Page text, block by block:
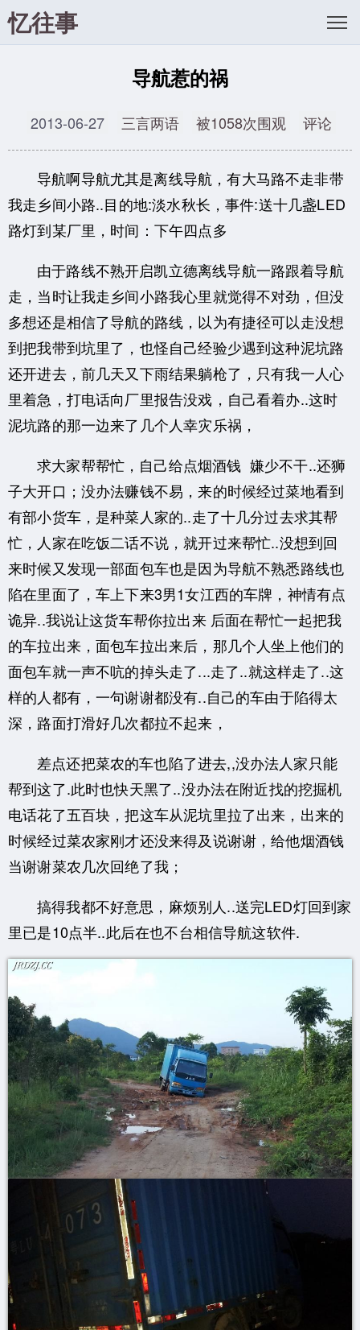
忆往事
导航惹的祸
2013-06-27 三言两语 被1058次围观 评论
导航啊导航尤其是离线导航，有大马路不走非带
我走乡间小路..目的地:淡水秋长，事件:送十几盏LED
路灯到某厂里，时间：下午四点多
由于路线不熟开启凯立德离线导航一路跟着导航
走，当时让我走乡间小路我心里就觉得不对劲， 但没
多想还是相信了导航的路线，以为有捷径可以走没想
到把我带到坑里了， 也怪自己经验少遇到这种泥坑路
还开进去，前几天又下雨结果躺枪了，只有我一人心
里着急， 打电话向厂里报告没戏，自己看着办..这时
泥坑路的那一边来了几个人幸灾乐祸，
求大家帮帮忙，自己给点烟酒钱 嫌少不干..还狮
子大开口；没办法赚钱不易，来的时候经过菜地看到
有部小货车，是种菜人家的..走了十几分过去求其帮
忙，人家在吃饭二话不说， 就开过来帮忙..没想到回
来时候又发现一部面包车也是因为导航不熟悉路线也
陷在里面了，车上下来3男1女江西的车牌，神情有点
诡异..我说让这货车帮你拉出来 后面在帮忙一起把我
的车拉出来，面包车拉出来后，那几个人坐上他们的
面包车就一声不吭的掉头走了...走了..就这样走了..这
样的人都有，一句谢谢都没有..自己的车由于陷得太
深，路面打滑好几次都拉不起来，
差点还把菜农的车也陷了进去,,没办法人家只能
帮到这了.此时也快天黑了..没办法在附近找的挖掘机
电话花了五百块，把这车从泥坑里拉了出来， 出来的
时候经过菜农家刚才还没来得及说谢谢，给他烟酒钱
当谢谢菜农几次回绝了我；
搞得我都不好意思，麻烦别人..送完LED灯回到家
里已是10点半..此后在也不台相信导航这软件.